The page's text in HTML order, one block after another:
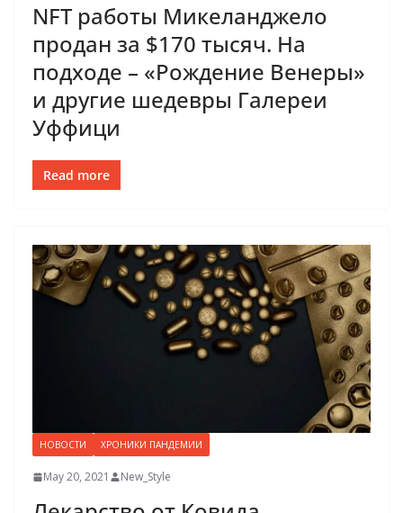
NFT работы Микеланджело
продан за $170 тысяч. На
подходе – «Рождение Венеры»
и другие шедевры Галереи
Уффици
Read more
НОВОСТИ ХРОНИКИ ПАНДЕМИИ
May 20, 2021 New_Style